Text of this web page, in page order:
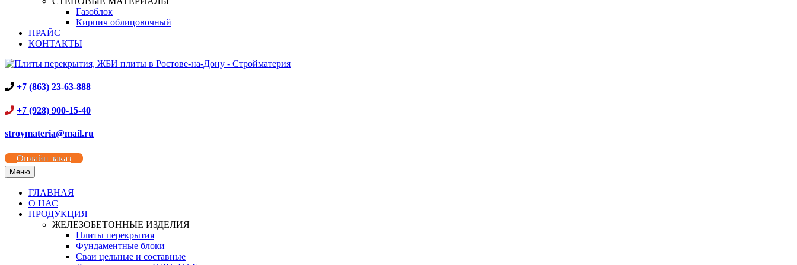
Газоблок
Кирпич облицовочный
ПРАЙС
КОНТАКТЫ
+7 (863) 23-63-888
+7 (928) 900-15-40
stroymateria@mail.ru
Онлайн заказ
Меню
ГЛАВНАЯ
О НАС
ПРОДУКЦИЯ
ЖЕЛЕЗОБЕТОННЫЕ ИЗДЕЛИЯ
Плиты перекрытия
Фундаментные блоки
Сваи цельные и составные